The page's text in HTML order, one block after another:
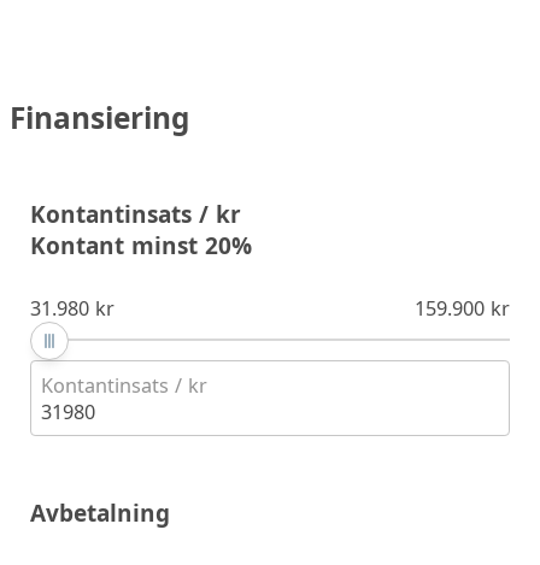
Finansiering
Kontantinsats / kr
Kontant minst 20%
31.980 kr 159.900 kr
Kontantinsats / kr
31980
Avbetalning